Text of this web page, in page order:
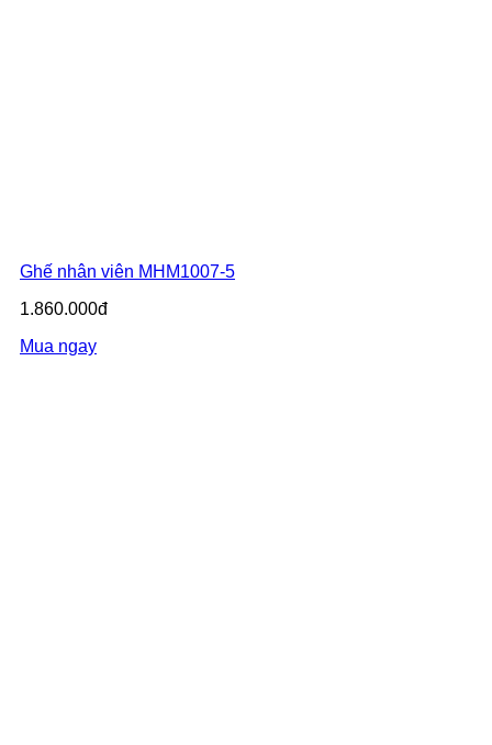
Ghế nhân viên MHM1007-5
1.860.000đ
Mua ngay